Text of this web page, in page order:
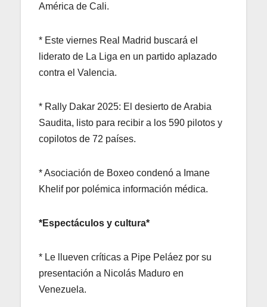
América de Cali.
* Este viernes Real Madrid buscará el
liderato de La Liga en un partido aplazado
contra el Valencia.
* Rally Dakar 2025: El desierto de Arabia
Saudita, listo para recibir a los 590 pilotos y
copilotos de 72 países.
* Asociación de Boxeo condenó a Imane
Khelif por polémica información médica.
*Espectáculos y cultura*
* Le llueven críticas a Pipe Peláez por su
presentación a Nicolás Maduro en
Venezuela.